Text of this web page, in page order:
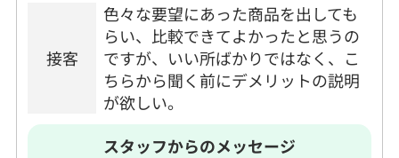
接客
色々な要望にあった商品を出しても
らい、比較できてよかったと思うの
ですが、いい所ばかりではなく、こ
ちらから聞く前にデメリットの説明
が欲しい。
スタッフからのメッセージ